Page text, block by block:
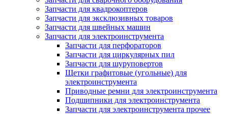
Запчасти для квадрокоптеров
Запчасти для эксклюзивных товаров
Запчасти для швейных машин
Запчасти для электроинструмента
Запчасти для перфораторов
Запчасти для циркулярных пил
Запчасти для шуруповертов
Щетки графитовые (угольные) для
электроинструмента
Приводные ремни для электроинструмента
Подшипники для электроинструмента
Запчасти для электроинструмента прочее